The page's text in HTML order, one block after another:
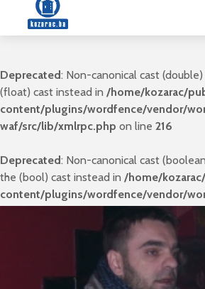
Deprecated: Non-canonical cast
(float) cast instead in /home/kozarac/
content/plugins/wordfence/vendor/
waf/src/lib/xmlrpc.php on line 216
Deprecated: Non-canonical cast
the (bool) cast instead in /home/
content/plugins/wordfence/vendor/
235